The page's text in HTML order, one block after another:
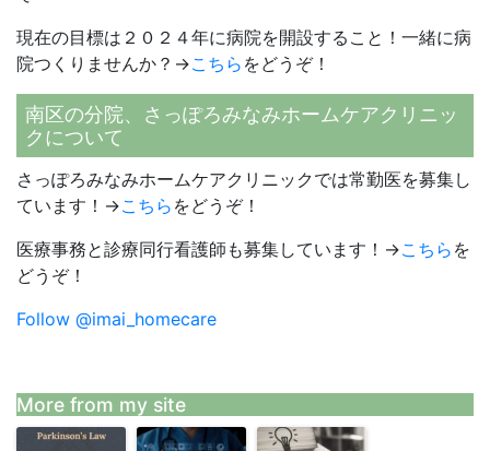
現在の目標は２０２４年に病院を開設すること！一緒に病
院つくりませんか？→こちら をどうぞ！
南区の分院、さっぽろみなみホームケアクリニッ
クについて
さっぽろみなみホームケアクリニックでは常勤医を募集し
ています！→こちら をどうぞ！
医療事務と診療同行看護師も募集しています！→こちら を
どうぞ！
Follow @imai_homecare
More from my site